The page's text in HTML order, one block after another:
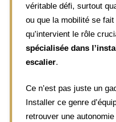
véritable défi, surtout
ou que la mobilité se
qu’intervient le rôle
spécialisée dans
escalier.
Ce n’est pas juste un
Installer ce genre
retrouver une